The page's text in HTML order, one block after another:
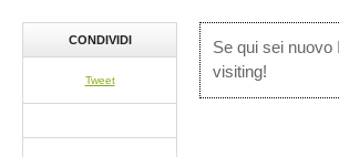
Se qui sei nuovo
visiting!
CONDIVIDI
Tweet